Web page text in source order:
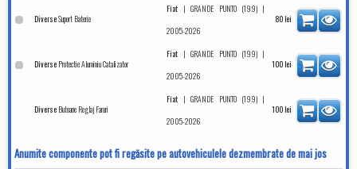
DiverseSuport Baterie
Fiat |GRANDE PUNTO (199) |
2005-2026
80 lei
Diverse Protectie Aluminiu Catalizator
Fiat |GRANDE PUNTO (199) |
2005-2026
100 lei
Diverse Butoane Reglaj Faruri
Fiat |GRANDE PUNTO (199) |
2005-2026
100 lei
Anumite componente pot fi regăsite pe autovehiculele dezmembrate de mai jos